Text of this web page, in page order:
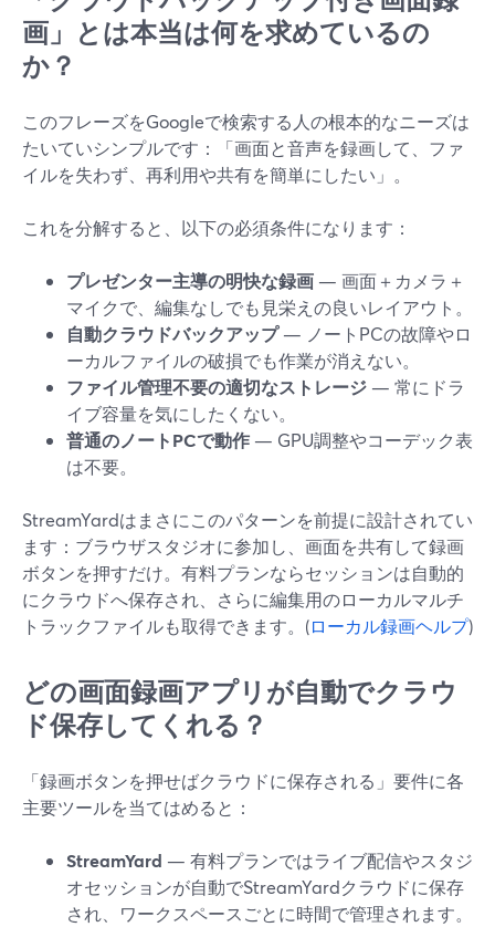
画」とは本当は何を求めているの
か？
このフレーズをGoogleで検索する人の根本的なニーズは
たいていシンプルです：「画面と音声を録画して、ファ
イルを失わず、再利用や共有を簡単にしたい」。
これを分解すると、以下の必須条件になります：
プレゼンター主導の明快な録画 — 画面＋カメラ＋
マイクで、編集なしでも見栄えの良いレイアウト。
自動クラウドバックアップ— ノートPCの故障やロ
ーカルファイルの破損でも作業が消えない。
ファイル管理不要の適切なストレージ — 常にドラ
イブ容量を気にしたくない。
普通のノートPCで動作 — GPU調整やコーデック表
は不要。
StreamYardはまさにこのパターンを前提に設計されてい
ます：ブラウザスタジオに参加し、画面を共有して録画
ボタンを押すだけ。有料プランならセッションは自動的
にクラウドへ保存され、さらに編集用のローカルマルチ
トラックファイルも取得できます。(ローカル録画ヘルプ)
どの画面録画アプリが自動でクラウ
ド保存してくれる？
「録画ボタンを押せばクラウドに保存される」要件に各
主要ツールを当てはめると：
StreamYard — 有料プランではライブ配信やスタジ
オセッションが自動でStreamYardクラウドに保存
され、ワークスペースごとに時間で管理されます。